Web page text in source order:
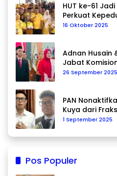
HUT ke-61
Perkuat
16 Oktober 2025
Adnan Husain
Jabat
26 September 2025
PAN
Kuya dari
1 September 2025
Pos Populer